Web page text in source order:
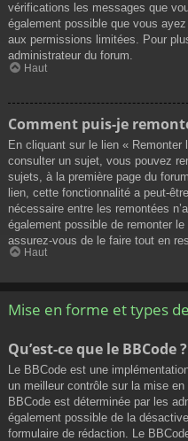
vérifications les messages que
également possible que vous
aux permissions limitées. Pour
administrateur du forum.
Haut
Comment puis-je
En cliquant sur le lien «
consulter un sujet, vous pouvez
sujets, à la première page du
lien, cette fonctionnalité a peut-
nécessaire entre les remontées
également possible de remonter
assurez-vous de le faire tout en
Haut
Mise en forme et types
Qu’est-ce que le BBCode ?
Le BBCode est une
un meilleur contrôle sur la mise en
BBCode est déterminée par les
également possible de la
formulaire de rédaction. Le